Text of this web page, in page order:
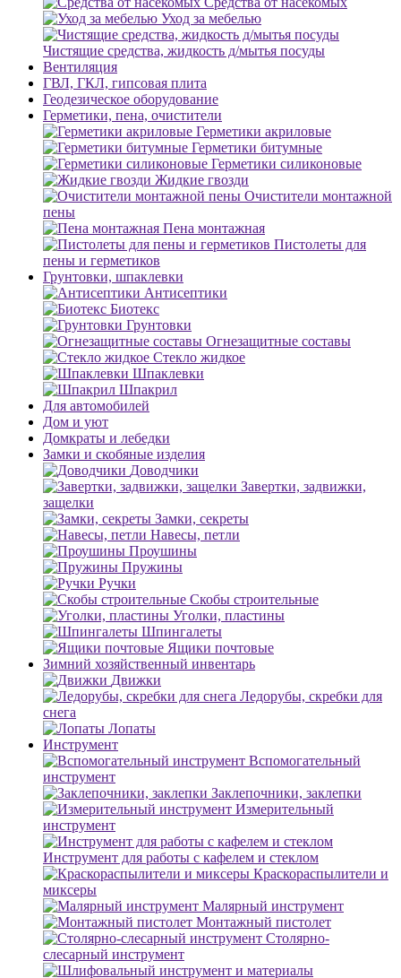
Уход за мебелью
Чистящие средства, жидкость д/мытья посуды
Вентиляция
ГВЛ, ГКЛ, гипсовая плита
Геодезическое оборудование
Герметики, пена, очистители
Герметики акриловые
Герметики битумные
Герметики силиконовые
Жидкие гвозди
Очистители монтажной
пены
Пена монтажная
Пистолеты для
пены и герметиков
Грунтовки, шпаклевки
Антисептики
Биотекс
Грунтовки
Огнезащитные составы
Стекло жидкое
Шпаклевки
Шпакрил
Для автомобилей
Дом и уют
Домкраты и лебедки
Замки и скобяные изделия
Доводчики
Завертки, задвижки,
защелки
Замки, секреты
Навесы, петли
Проушины
Пружины
Ручки
Скобы строительные
Уголки, пластины
Шпингалеты
Ящики почтовые
Зимний хозяйственный инвентарь
Движки
Ледорубы, скребки для
снега
Лопаты
Инструмент
Вспомогательный
инструмент
Заклепочники, заклепки
Измерительный
инструмент
Инструмент для работы с кафелем и стеклом
Краскораспылители и
миксеры
Малярный инструмент
Монтажный пистолет
Столярно-
слесарный инструмент